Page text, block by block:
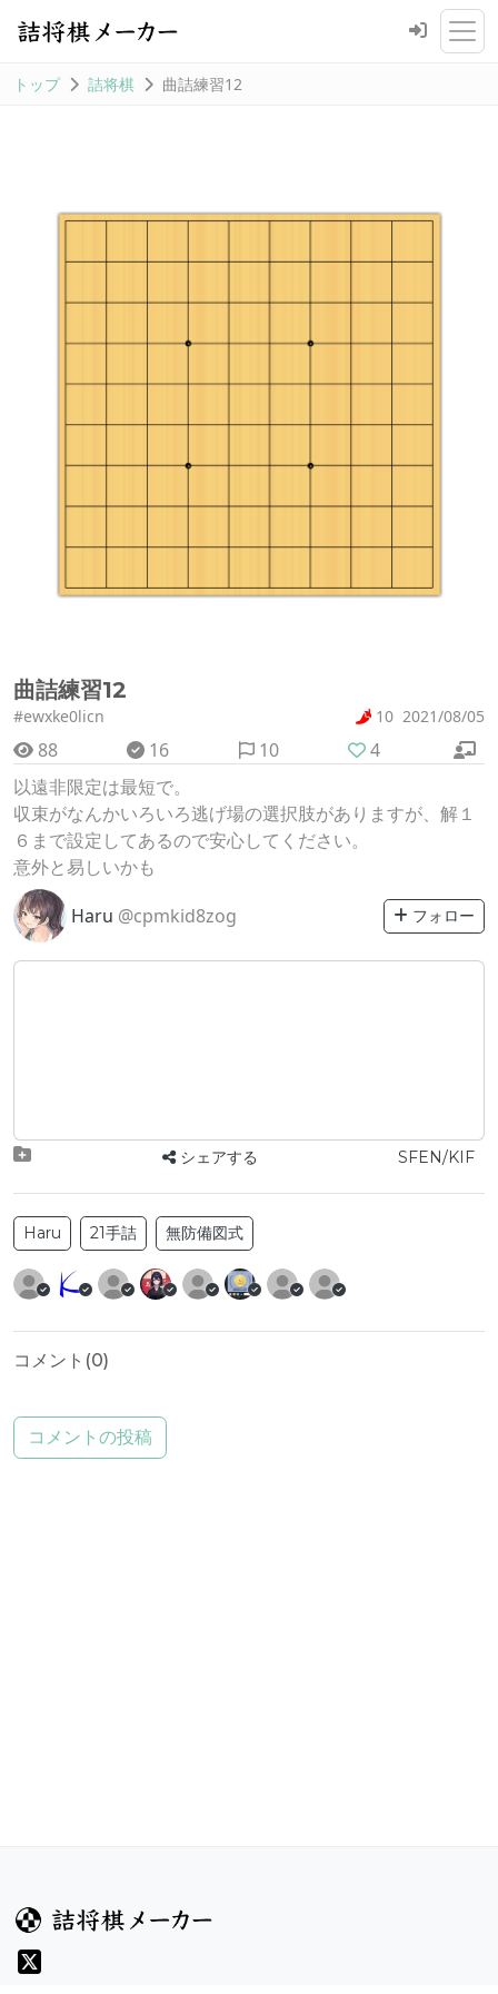
トップ 詰将棋 曲詰練習12
曲詰練習12
#ewxke0licn 10 2021/08/05
88 16 10
4
以遠非限定は最短で。
収束がなんかいろいろ逃げ場の選択肢がありますが、解１
６まで設定してあるので安心してください。
意外と易しいかも
Haru @cpmkid8zog フォロー
シェアする SFEN/KIF
Haru 21手詰 無防備図式
コメント(0)
コメントの投稿